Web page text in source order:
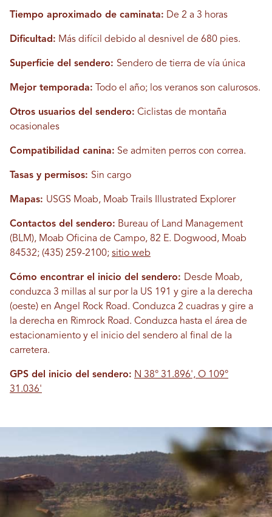
Tiempo aproximado de caminata: De 2 a 3 horas
Dificultad: Más difícil debido al desnivel de 680 pies.
Superficie del sendero: Sendero de tierra de vía única
Mejor temporada: Todo el año; los veranos son calurosos.
Otros usuarios del sendero: Ciclistas de montaña
ocasionales
Compatibilidad canina: Se admiten perros con correa.
Tasas y permisos: Sin cargo
Mapas: USGS Moab, Moab Trails Illustrated Explorer
Contactos del sendero: Bureau of Land Management
(BLM), Moab Oficina de Campo, 82 E. Dogwood, Moab
84532; (435) 259-2100; sitio web
Cómo encontrar el inicio del sendero: Desde Moab,
conduzca 3 millas al sur por la US 191 y gire a la derecha
(oeste) en Angel Rock Road. Conduzca 2 cuadras y gire a
la derecha en Rimrock Road. Conduzca hasta el área de
estacionamiento y el inicio del sendero al final de la
carretera.
GPS del inicio del sendero: N 38° 31.896', O 109°
31.036'